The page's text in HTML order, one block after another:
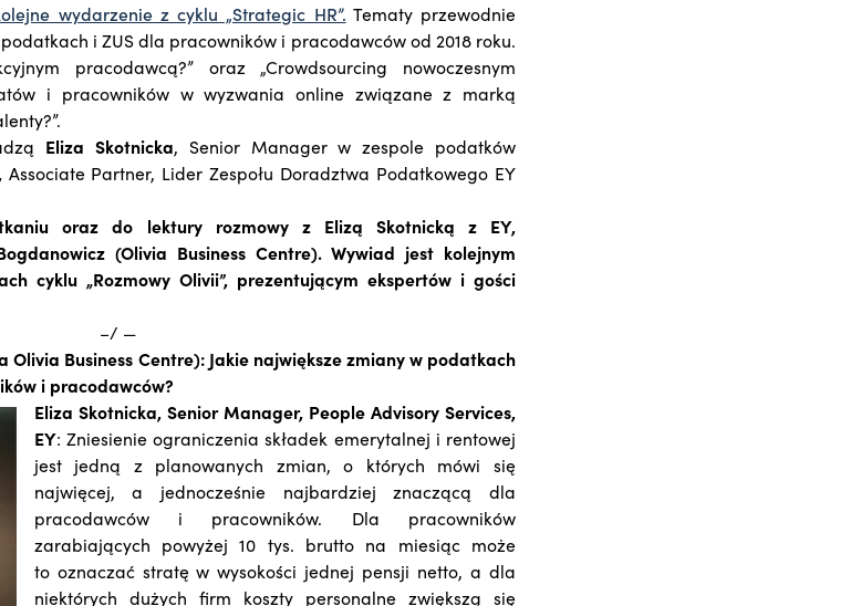
wydarzenie z cyklu „Strategic HR”. Tematy przewodnie
i ZUS dla pracowników i pracodawców od 2018 roku.
pracodawcą?” oraz „Crowdsourcing nowoczesnym
i pracowników w wyzwania online związane z marką
Eliza Skotnicka, Senior Manager w zespole podatków
Associate Partner, Lider Zespołu Doradztwa Podatkowego EY
oraz do lektury rozmowy z Elizą Skotnicką z EY,
(Olivia Business Centre). Wywiad jest kolejnym
cyklu „Rozmowy Olivii”, prezentującym ekspertów i gości
–/ —
Olivia Business Centre): Jakie największe zmiany w podatkach
i pracodawców?
Eliza Skotnicka, Senior Manager, People Advisory Services,
EY: Zniesienie ograniczenia składek emerytalnej i rentowej
jest jedną z planowanych zmian, o których mówi się
najwięcej, a jednocześnie najbardziej znaczącą dla
pracodawców i pracowników. Dla pracowników
zarabiających powyżej 10 tys. brutto na miesiąc może
to oznaczać stratę w wysokości jednej pensji netto, a dla
niektórych dużych firm koszty personalne zwiększą się